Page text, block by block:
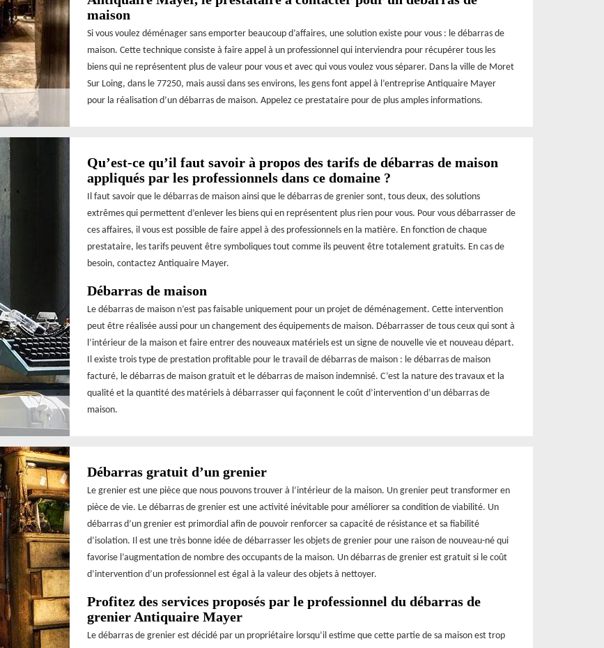
maison
Si vous voulez déménager sans emporter beaucoup d’affaires, une solution existe pour vous : le débarras de
maison. Cette technique consiste à faire appel à un professionnel qui interviendra pour récupérer tous les
biens qui ne représentent plus de valeur pour vous et avec qui vous voulez vous séparer. Dans la ville de Moret
Sur Loing, dans le 77250, mais aussi dans ses environs, les gens font appel à l’entreprise Antiquaire Mayer
pour la réalisation d’un débarras de maison. Appelez ce prestataire pour de plus amples informations.
Qu’est-ce qu’il faut savoir à propos des tarifs de débarras de maison
appliqués par les professionnels dans ce domaine ?
Il faut savoir que le débarras de maison ainsi que le débarras de grenier sont, tous deux, des solutions
extrêmes qui permettent d’enlever les biens qui en représentent plus rien pour vous. Pour vous débarrasser de
ces affaires, il vous est possible de faire appel à des professionnels en la matière. En fonction de chaque
prestataire, les tarifs peuvent être symboliques tout comme ils peuvent être totalement gratuits. En cas de
besoin, contactez Antiquaire Mayer.
Débarras de maison
Le débarras de maison n’est pas faisable uniquement pour un projet de déménagement. Cette intervention
peut être réalisée aussi pour un changement des équipements de maison. Débarrasser de tous ceux qui sont à
l’intérieur de la maison et faire entrer des nouveaux matériels est un signe de nouvelle vie et nouveau départ.
Il existe trois type de prestation profitable pour le travail de débarras de maison : le débarras de maison
facturé, le débarras de maison gratuit et le débarras de maison indemnisé. C’est la nature des travaux et la
qualité et la quantité des matériels à débarrasser qui façonnent le coût d’intervention d’un débarras de
maison.
Débarras gratuit d’un grenier
Le grenier est une pièce que nous pouvons trouver à l’intérieur de la maison. Un grenier peut transformer en
pièce de vie. Le débarras de grenier est une activité inévitable pour améliorer sa condition de viabilité. Un
débarras d’un grenier est primordial afin de pouvoir renforcer sa capacité de résistance et sa fiabilité
d’isolation. Il est une très bonne idée de débarrasser les objets de grenier pour une raison de nouveau-né qui
favorise l’augmentation de nombre des occupants de la maison. Un débarras de grenier est gratuit si le coût
d’intervention d’un professionnel est égal à la valeur des objets à nettoyer.
Profitez des services proposés par le professionnel du débarras de
grenier Antiquaire Mayer
Le débarras de grenier est décidé par un propriétaire lorsqu’il estime que cette partie de sa maison est trop